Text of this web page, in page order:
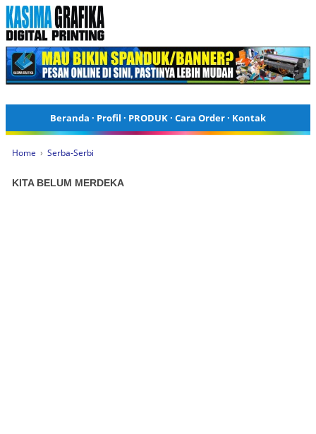
Beranda · Profil · PRODUK· Cara Order· Kontak
Home › Serba-Serbi
KITA BELUM MERDEKA